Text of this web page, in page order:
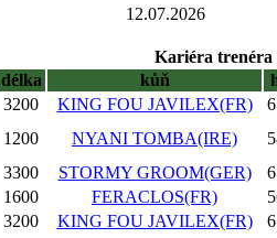
12.07.2026
Kariéra trenéra
délka kůň
3200 KING FOU JAVILEX(FR)
1200 NYANI TOMBA(IRE)
3300 STORMY GROOM(GER)
1600 FERACLOS(FR)
3200 KING FOU JAVILEX(FR)